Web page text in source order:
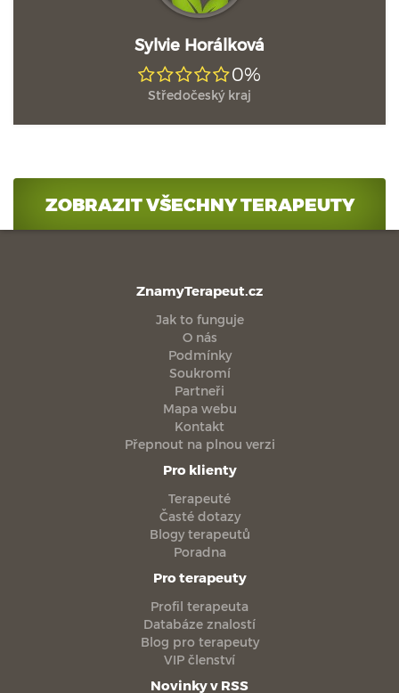
Sylvie Horálková
0%
Středočeský kraj
ZOBRAZIT VŠECHNY TERAPEUTY
ZnamyTerapeut.cz
Jak to funguje
O nás
Podmínky
Soukromí
Partneři
Mapa webu
Kontakt
Přepnout na plnou verzi
Pro klienty
Terapeuté
Časté dotazy
Blogy terapeutů
Poradna
Pro terapeuty
Profil terapeuta
Databáze znalostí
Blog pro terapeuty
VIP členství
Novinky v RSS